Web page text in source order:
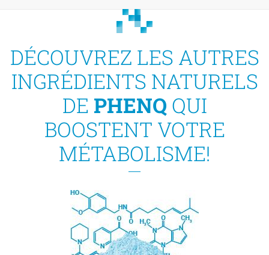
DÉCOUVREZ LES AUTRES
INGRÉDIENTS NATURELS
DE PHENQ QUI
BOOSTENT VOTRE
MÉTABOLISME!